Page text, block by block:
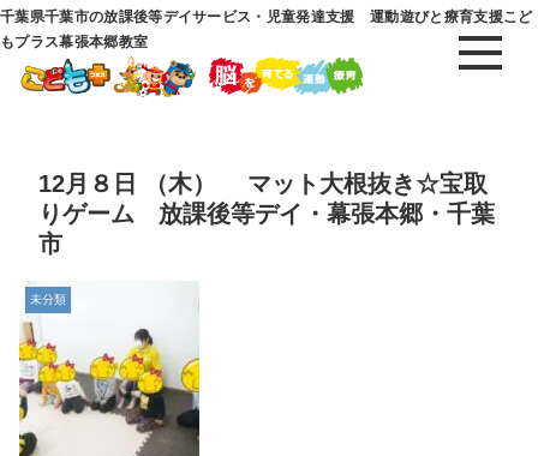
千葉県千葉市の放課後等デイサービス・児童発達支援 運動遊びと療育支援こど
もプラス幕張本郷教室
12月８日 （木） マット大根抜き☆宝取
りゲーム 放課後等デイ・幕張本郷・千葉
市
未分類